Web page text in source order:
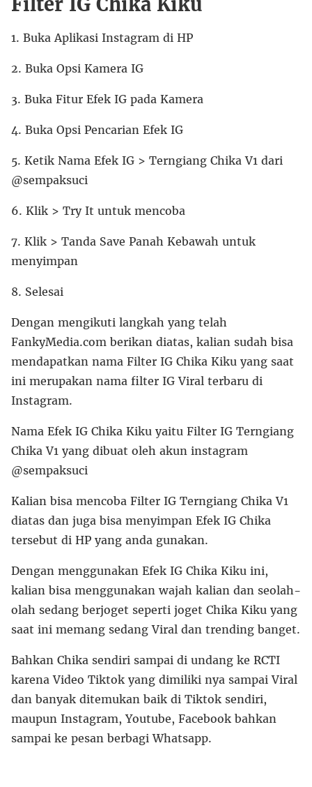
1. Buka Aplikasi Instagram di HP
2. Buka Opsi Kamera IG
3. Buka Fitur Efek IG pada Kamera
4. Buka Opsi Pencarian Efek IG
5. Ketik Nama Efek IG > Terngiang Chika V1 dari
@sempaksuci
6. Klik > Try It untuk mencoba
7. Klik > Tanda Save Panah Kebawah untuk
menyimpan
8. Selesai
Dengan mengikuti langkah yang telah
FankyMedia.com berikan diatas, kalian sudah bisa
mendapatkan nama Filter IG Chika Kiku yang saat
ini merupakan nama filter IG Viral terbaru di
Instagram.
Nama Efek IG Chika Kiku yaitu Filter IG Terngiang
Chika V1 yang dibuat oleh akun instagram
@sempaksuci
Kalian bisa mencoba Filter IG Terngiang Chika V1
diatas dan juga bisa menyimpan Efek IG Chika
tersebut di HP yang anda gunakan.
Dengan menggunakan Efek IG Chika Kiku ini,
kalian bisa menggunakan wajah kalian dan seolah-
olah sedang berjoget seperti joget Chika Kiku yang
saat ini memang sedang Viral dan trending banget.
Bahkan Chika sendiri sampai di undang ke RCTI
karena Video Tiktok yang dimiliki nya sampai Viral
dan banyak ditemukan baik di Tiktok sendiri,
maupun Instagram, Youtube, Facebook bahkan
sampai ke pesan berbagi Whatsapp.